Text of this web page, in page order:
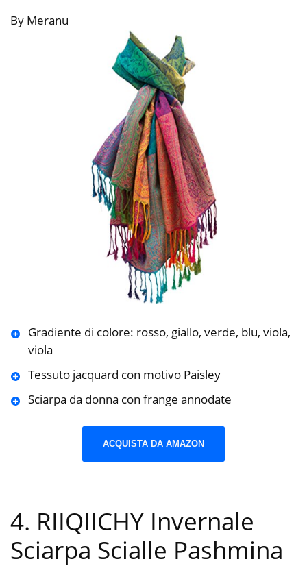
By Meranu
Gradiente di colore: rosso, giallo, verde, blu, viola,
viola
Tessuto jacquard con motivo Paisley
Sciarpa da donna con frange annodate
ACQUISTA DA AMAZON
4. RIIQIICHY Invernale
Sciarpa Scialle Pashmina